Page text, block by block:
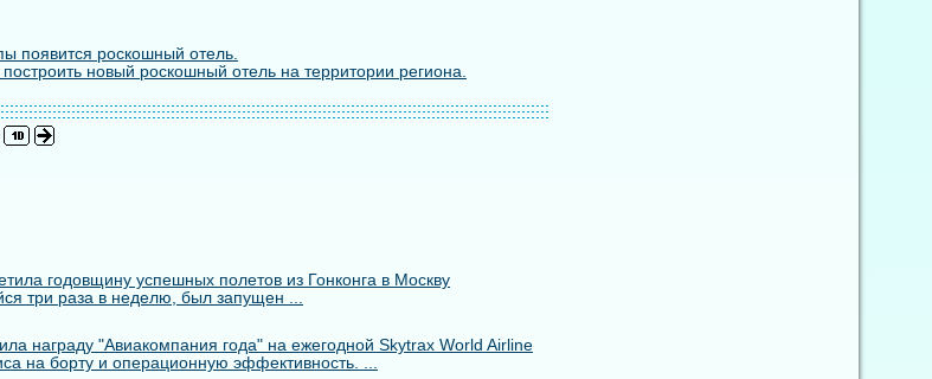
появится роскошный отель.
новый роскошный отель на территории региона.
годовщину успешных полетов из Гонконга в Москву
три раза в неделю, был запущен ...
награду "Авиакомпания года" на ежегодной Skytrax World Airline
на борту и операционную эффективность. ...